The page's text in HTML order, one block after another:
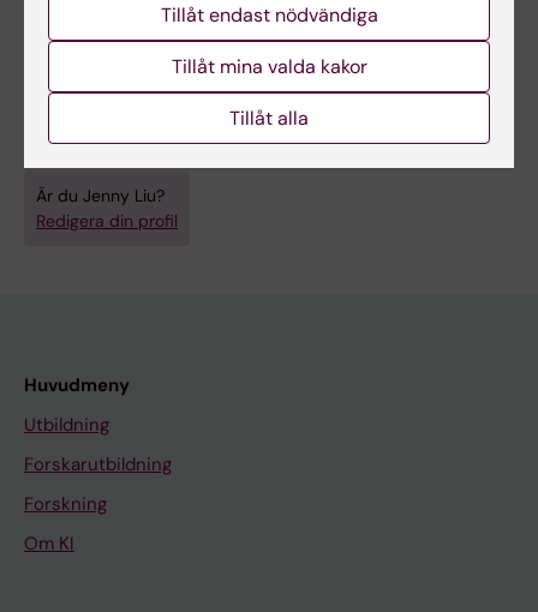
Forskningsområden:
Folkhälsovetenskap, global hälsa och socialmedicin
Hälso- och sjukvårdsorganisation, hälsopolitik och
hälsoekonomi
Är du Jenny Liu?
Redigera din profil
Huvudmeny
Utbildning
Forskarutbildning
Forskning
Om KI
Tillåt endast nödvändiga
Tillåt mina valda kakor
Tillåt alla